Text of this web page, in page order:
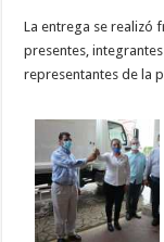
La entrega se realizó
presentes,
representantes de la